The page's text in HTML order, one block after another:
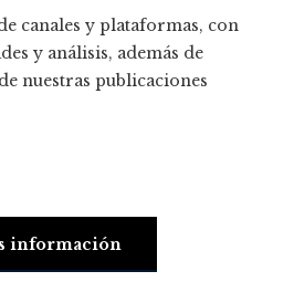
canales y plataformas, con
y análisis, además de
nuestras publicaciones
información